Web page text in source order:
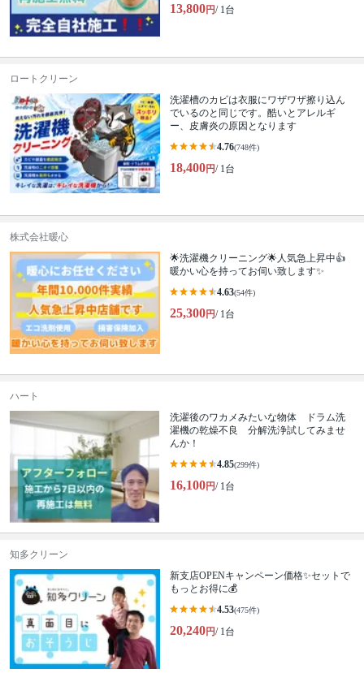
13,800円/ 1台
ロートクリーン
洗濯槽のカビは衣服にワザワザ擦り込ん
でいるのと同じです。酷いとアレルギ
ー、皮膚炎の原因となります
4.76(748件)
18,400円/ 1台
株式会社暖心
🌟洗濯機クリーニング🌟人気急上昇中👍
暖かい心を持ってお伺い致します✨
4.63(54件)
25,300円/ 1台
ハート
洗濯後のワカメみたいな物体 ドラム洗
濯機の乾燥不良 分解洗浄試してみませ
んか！
4.85(299件)
16,100円/ 1台
知多クリーン
新支店OPENキャンペーン価格✨セットで
もっとお得に💰
4.53(475件)
20,240円/ 1台